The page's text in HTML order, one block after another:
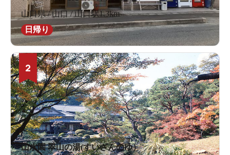
山口県 / 山口 / 山口駅1.3km
日帰り
2
山水園 翠山の湯(すいざんのゆ）